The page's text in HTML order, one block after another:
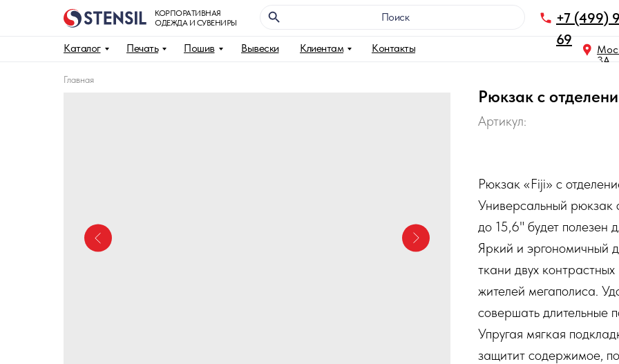
Главная
Клиентам
Пошив Контакты
Вывески
Печать
Каталог
Поискㅤㅤㅤㅤㅤㅤㅤㅤㅤㅤㅤㅤㅤㅤㅤㅤ
КОРПОРАТИВНАЯ
ОДЕЖДА И СУВЕНИРЫ
+7 (499)
69
3A
Рюкзак с
Артикул:
Рюкзак «Fiji» с
Универсальный рюкзак
до 15,6" будет полезен
Яркий и эргономичный
ткани двух
жителей мегаполиса.
совершать длительные
Упругая мягкая
защитит содержимое,